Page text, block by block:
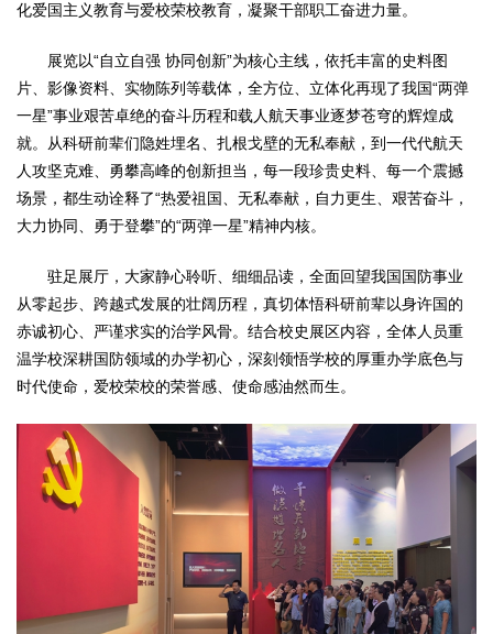
化爱国主义教育与爱校荣校教育，凝聚干部职工奋进力量。
展览以“自立自强 协同创新”为核心主线，依托丰富的史料图
片、影像资料、实物陈列等载体，全方位、立体化再现了我国“两弹
一星”事业艰苦卓绝的奋斗历程和载人航天事业逐梦苍穹的辉煌成
就。从科研前辈们隐姓埋名、扎根戈壁的无私奉献，到一代代航天
人攻坚克难、勇攀高峰的创新担当，每一段珍贵史料、每一个震撼
场景，都生动诠释了“热爱祖国、无私奉献，自力更生、艰苦奋斗，
大力协同、勇于登攀”的“两弹一星”精神内核。
驻足展厅，大家静心聆听、细细品读，全面回望我国国防事业
从零起步、跨越式发展的壮阔历程，真切体悟科研前辈以身许国的
赤诚初心、严谨求实的治学风骨。结合校史展区内容，全体人员重
温学校深耕国防领域的办学初心，深刻领悟学校的厚重办学底色与
时代使命，爱校荣校的荣誉感、使命感油然而生。